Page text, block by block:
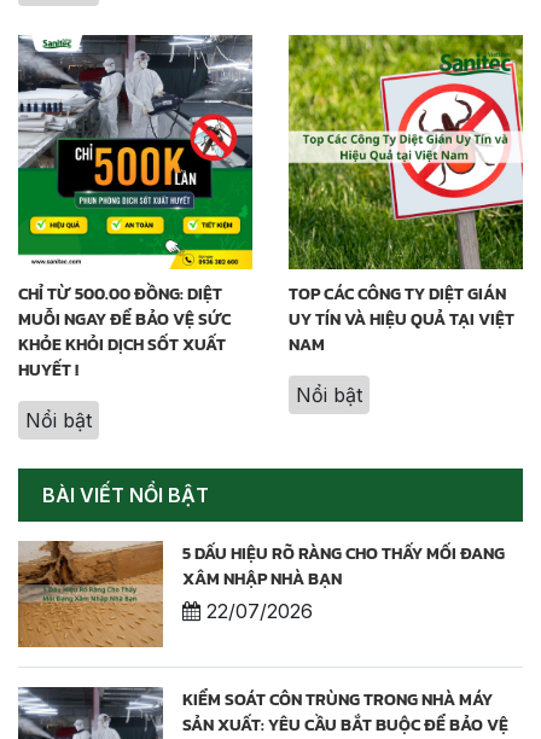
CHỈ TỪ 500.00 ĐỒNG: DIỆT
MUỖI NGAY ĐỂ BẢO VỆ SỨC
KHỎE KHỎI DỊCH SỐT XUẤT
HUYẾT !
Nổi bật
TOP CÁC CÔNG TY DIỆT GIÁN
UY TÍN VÀ HIỆU QUẢ TẠI VIỆT
NAM
Nổi bật
BÀI VIẾT NỔI BẬT
5 DẤU HIỆU RÕ RÀNG CHO THẤY MỐI ĐANG
XÂM NHẬP NHÀ BẠN
22/07/2026
KIỂM SOÁT CÔN TRÙNG TRONG NHÀ MÁY
SẢN XUẤT: YÊU CẦU BẮT BUỘC ĐỂ BẢO VỆ